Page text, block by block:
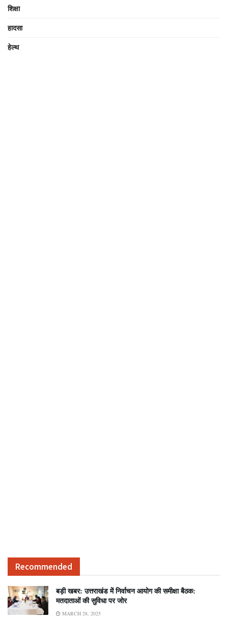
शिक्षा
हादसा
हेल्थ
Recommended
बड़ी खबर: उत्तराखंड में निर्वाचन आयोग की समीक्षा बैठक:
मतदाताओं की सुविधा पर जोर
MARCH 28, 2025